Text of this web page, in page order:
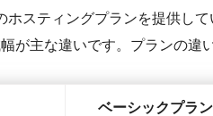
ホスティングプランを提供し
が主な違いです。プランの違
ベーシックプラン